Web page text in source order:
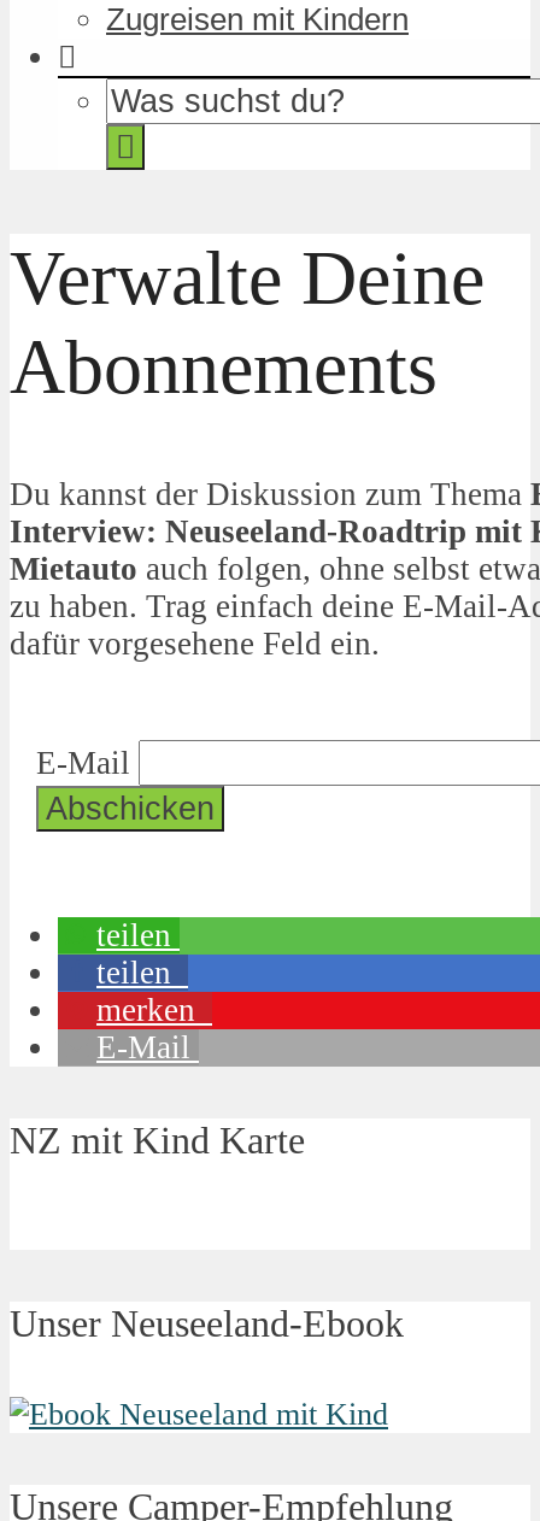
Zugreisen mit Kindern
Verwalte Deine
Abonnements
Du kannst der Diskussion zum Thema
Interview: Neuseeland-Roadtrip mit
Mietauto auch folgen, ohne selbst
zu haben. Trag einfach deine E-Mail-
dafür vorgesehene Feld ein.
E-Mail
teilen
teilen
merken
E-Mail
NZ mit Kind Karte
Unser Neuseeland-Ebook
Unsere Camper-Empfehlung